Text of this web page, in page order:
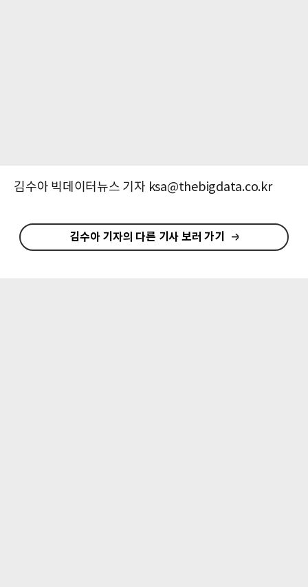
김수아 빅데이터뉴스 기자 ksa@thebigdata.co.kr
김수아 기자의 다른 기사 보러 가기